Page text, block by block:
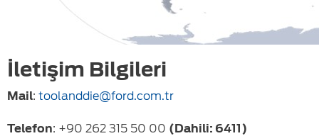
İletişim Bilgileri
Mail: toolanddie@ford.com.tr
Telefon: +90 262 315 50 00 (Dahili: 6411)